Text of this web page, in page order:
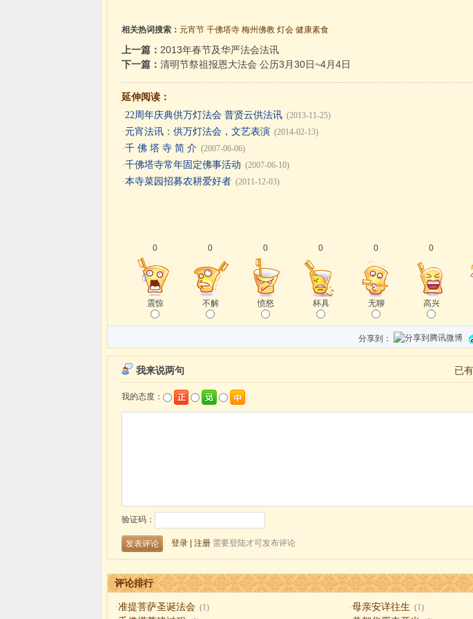
相关热词搜索： 元宵节 千佛塔寺 梅州佛教 灯会 健康素食
上一篇： 2013年春节及华严法会法讯
下一篇： 清明节祭祖报恩大法会 公历3月30日~4月4日
延伸阅读：
·22周年庆典供万灯法会 普贤云供法讯 (2013-11-25)
· 元宵法讯：供万灯法会，文艺表演 (2014-02-13)
·千 佛 塔 寺 简 介 (2007-06-06)
·千佛塔寺常年固定佛事活动 (2007-06-10)
·本寺菜园招募农耕爱好者 (2011-12-03)
0
震惊
0
不解
0
愤怒
0
杯具
0
无聊
0
高兴
分享到：
评论排行
·准提菩萨圣诞法会 (1) ·母亲安详往生 (1)